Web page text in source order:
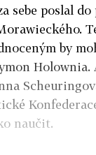
sebe poslal
by
Holownia.
naučit.